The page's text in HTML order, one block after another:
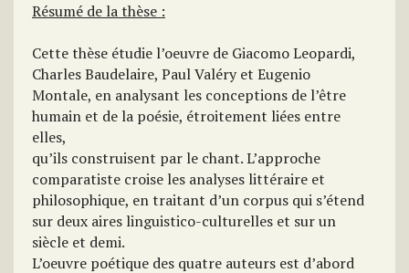
Résumé de la thèse :
Cette thèse étudie l’oeuvre de Giacomo Leopardi,
Charles Baudelaire, Paul Valéry et Eugenio
Montale, en analysant les conceptions de l’être
humain et de la poésie, étroitement liées entre
elles,
qu’ils construisent par le chant. L’approche
comparatiste croise les analyses littéraire et
philosophique, en traitant d’un corpus qui s’étend
sur deux aires linguistico-culturelles et sur un
siècle et demi.
L’oeuvre poétique des quatre auteurs est d’abord